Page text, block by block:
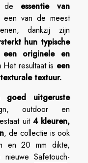
de essentie van
een van de meest
dankzij zijn
hun typische
originele en
Het resultaat is een
textuur.
uitgeruste
outdoor en
uit 4 kleuren,
, de collectie is ook
en 20 mm dikte,
nieuwe Safetouch-